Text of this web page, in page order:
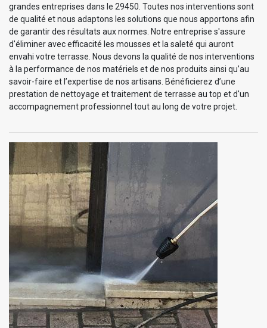
grandes entreprises dans le 29450. Toutes nos interventions sont
de qualité et nous adaptons les solutions que nous apportons afin
de garantir des résultats aux normes. Notre entreprise s'assure
d'éliminer avec efficacité les mousses et la saleté qui auront
envahi votre terrasse. Nous devons la qualité de nos interventions
à la performance de nos matériels et de nos produits ainsi qu’au
savoir-faire et l’expertise de nos artisans. Bénéficierez d’une
prestation de nettoyage et traitement de terrasse au top et d'un
accompagnement professionnel tout au long de votre projet.